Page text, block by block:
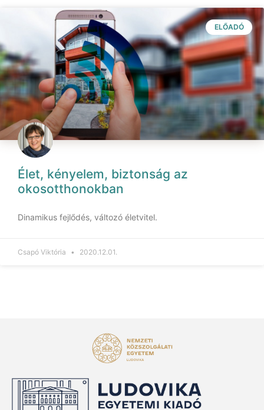
ELŐADÓ
Élet, kényelem, biztonság az
okosotthonokban
Dinamikus fejlődés, változó életvitel.
Csapó Viktória 2020.12.01.